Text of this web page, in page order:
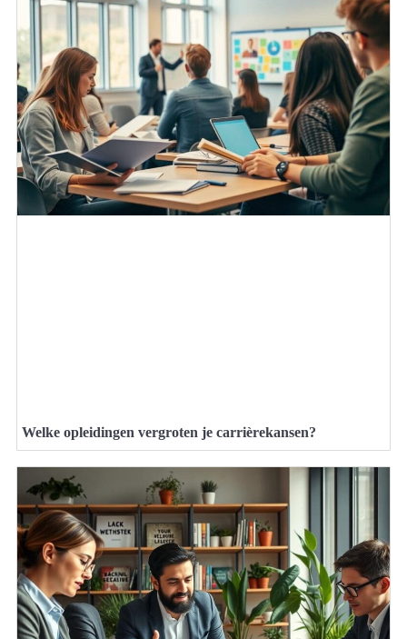
Welke opleidingen vergroten je carrièrekansen?